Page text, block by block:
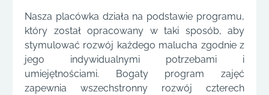
Nasza placówka działa na podstawie programu,
który został opracowany w taki sposób, aby
stymulować rozwój każdego malucha zgodnie z
jego indywidualnymi potrzebami i
umiejętnościami. Bogaty program zajęć
zapewnia wszechstronny rozwój czterech